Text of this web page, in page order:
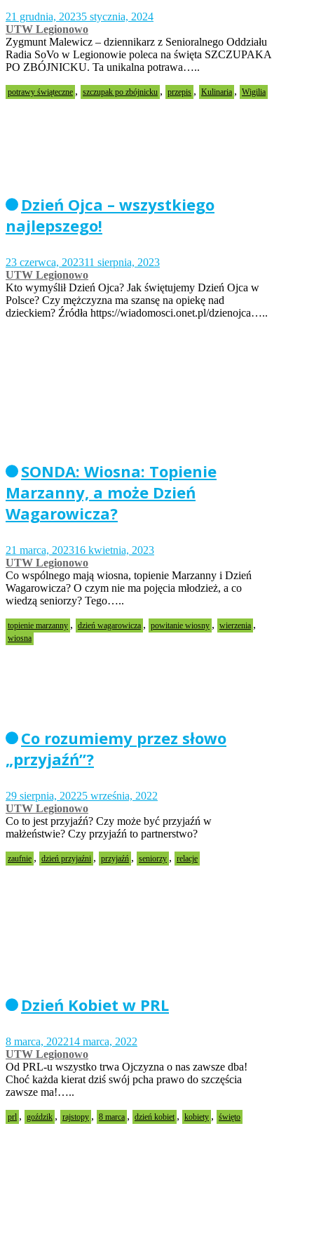
21 grudnia, 20235 stycznia, 2024
UTW Legionowo
Zygmunt Malewicz – dziennikarz z Senioralnego Oddziału
Radia SoVo w Legionowie poleca na święta SZCZUPAKA
PO ZBÓJNICKU. Ta unikalna potrawa…..
potrawy świąteczne , szczupak po zbójnicku , przepis , Kulinaria , Wigilia
Dzień Ojca – wszystkiego
najlepszego!
23 czerwca, 202311 sierpnia, 2023
UTW Legionowo
Kto wymyślił Dzień Ojca? Jak świętujemy Dzień Ojca w
Polsce? Czy mężczyzna ma szansę na opiekę nad
dzieckiem? Źródła https://wiadomosci.onet.pl/dzienojca…..
SONDA: Wiosna: Topienie
Marzanny, a może Dzień
Wagarowicza?
21 marca, 202316 kwietnia, 2023
UTW Legionowo
Co wspólnego mają wiosna, topienie Marzanny i Dzień
Wagarowicza? O czym nie ma pojęcia młodzież, a co
wiedzą seniorzy? Tego…..
topienie marzanny , dzień wagarowicza , powitanie wiosny , wierzenia ,
wiosna
Co rozumiemy przez słowo
„przyjaźń”?
29 sierpnia, 20225 września, 2022
UTW Legionowo
Co to jest przyjaźń? Czy może być przyjaźń w
małżeństwie? Czy przyjaźń to partnerstwo?
zaufnie , dzień przyjaźni , przyjaźń , seniorzy , relacje
Dzień Kobiet w PRL
8 marca, 202214 marca, 2022
UTW Legionowo
Od PRL-u wszystko trwa Ojczyzna o nas zawsze dba!
Choć każda kierat dziś swój pcha prawo do szczęścia
zawsze ma!…..
prl , goździk , rajstopy , 8 marca , dzień kobiet , kobiety , święto